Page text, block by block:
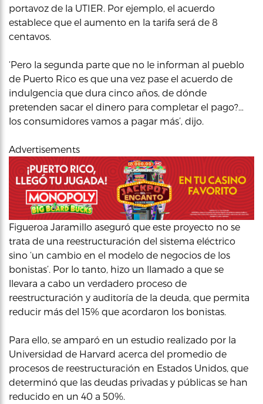
portavoz de la UTIER. Por ejemplo, el acuerdo
establece que el aumento en la tarifa será de 8
centavos.
‘Pero la segunda parte que no le informan al pueblo
de Puerto Rico es que una vez pase el acuerdo de
indulgencia que dura cinco años, de dónde
pretenden sacar el dinero para completar el pago?…
los consumidores vamos a pagar más’, dijo.
Advertisements
Figueroa Jaramillo aseguró que este proyecto no se
trata de una reestructuración del sistema eléctrico
sino ‘un cambio en el modelo de negocios de los
bonistas’. Por lo tanto, hizo un llamado a que se
llevara a cabo un verdadero proceso de
reestructuración y auditoría de la deuda, que permita
reducir más del 15% que acordaron los bonistas.
Para ello, se amparó en un estudio realizado por la
Universidad de Harvard acerca del promedio de
procesos de reestructuración en Estados Unidos, que
determinó que las deudas privadas y públicas se han
reducido en un 40 a 50%.